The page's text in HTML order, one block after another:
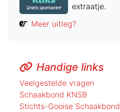
extraatje.
Meer uitleg?
Handige links
Veelgestelde vragen
Schaakbond KNSB
Stichts-Gooise Schaakbond